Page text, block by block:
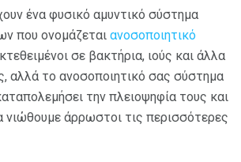
ένα φυσικό αμυντικό σύστημα
που ονομάζεται ανοσοποιητικό
σε βακτήρια, ιούς και άλλα
αλλά το ανοσοποιητικό σας σύστημα
την πλειοψηφία τους και
νιώθουμε άρρωστοι τις περισσότερες